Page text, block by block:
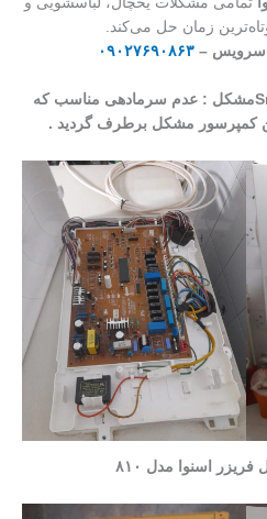
زمان حل می‌کند.
سرویس –۰۹۰۲۷۶۹۰۸۶۳
یخچال ساید بای ساید Snowaمشکل : عدم سرمادهی مناسب که
کمپرسور مشکل برطرف گردید .
اسنوا مدل ۸۱۰